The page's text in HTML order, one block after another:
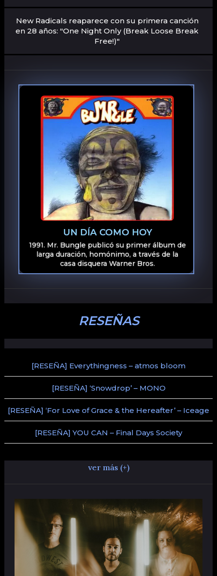
New Radicals reaparece con su primera canción
en 28 años: "One Night Only (Break Loose Break
Free!)"
UN DÍA COMO HOY
1991. Mr. Bungle publicó su primer álbum de
larga duración, homónimo, a través de la
casa disquera Warner Bros.
RESEÑAS
[RESEÑA] Everythingness – atmos bloom
[RESEÑA] ‘Snowdrop’ – MONO
[RESEÑA] ‘For Love of Grace & the Hereafter’ – Iceage
[RESEÑA] YOU CAN – Final Days Society
ver más (+)